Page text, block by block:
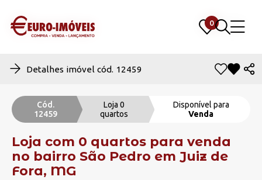
0
0
Detalhes imóvel cód. 12459
Cód.
12459
Loja 0
quartos
Disponível para
Venda
Loja com 0 quartos para venda
no bairro São Pedro em Juiz de
Fora, MG